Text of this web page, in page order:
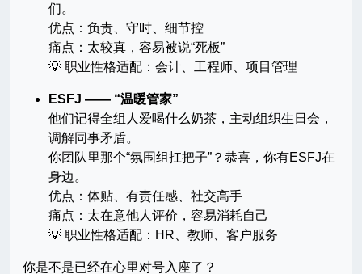
们。
优点：负责、守时、细节控
痛点：太较真，容易被说“死板”
💡 职业性格适配：会计、工程师、项目管理
ESFJ —— “温暖管家”
他们记得全组人爱喝什么奶茶，主动组织生日会，
调解同事矛盾。
你团队里那个“氛围组扛把子”？恭喜，你有ESFJ在
身边。
优点：体贴、有责任感、社交高手
痛点：太在意他人评价，容易消耗自己
💡 职业性格适配：HR、教师、客户服务
你是不是已经在心里对号入座了？